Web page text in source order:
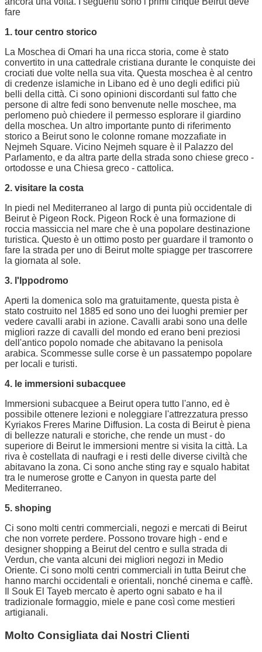
fare
1. tour centro storico
La Moschea di Omari ha una ricca storia, come è stato
convertito in una cattedrale cristiana durante le conquiste dei
crociati due volte nella sua vita. Questa moschea è al centro
di credenze islamiche in Libano ed è uno degli edifici più
belli della città. Ci sono opinioni discordanti sul fatto che
persone di altre fedi sono benvenute nelle moschee, ma
perlomeno può chiedere il permesso esplorare il giardino
della moschea. Un altro importante punto di riferimento
storico a Beirut sono le colonne romane mozzafiate in
Nejmeh Square. Vicino Nejmeh square è il Palazzo del
Parlamento, e da altra parte della strada sono chiese greco -
ortodosse e una Chiesa greco - cattolica.
2. visitare la costa
In piedi nel Mediterraneo al largo di punta più occidentale di
Beirut è Pigeon Rock. Pigeon Rock è una formazione di
roccia massiccia nel mare che è una popolare destinazione
turistica. Questo è un ottimo posto per guardare il tramonto o
fare la strada per uno di Beirut molte spiagge per trascorrere
la giornata al sole.
3. l'Ippodromo
Aperti la domenica solo ma gratuitamente, questa pista è
stato costruito nel 1885 ed sono uno dei luoghi premier per
vedere cavalli arabi in azione. Cavalli arabi sono una delle
migliori razze di cavalli del mondo ed erano beni preziosi
dell'antico popolo nomade che abitavano la penisola
arabica. Scommesse sulle corse è un passatempo popolare
per locali e turisti.
4. le immersioni subacquee
Immersioni subacquee a Beirut opera tutto l'anno, ed è
possibile ottenere lezioni e noleggiare l'attrezzatura presso
Kyriakos Freres Marine Diffusion. La costa di Beirut è piena
di bellezze naturali e storiche, che rende un must - do
superiore di Beirut le immersioni mentre si visita la città. La
riva è costellata di naufragi e i resti delle diverse civiltà che
abitavano la zona. Ci sono anche sting ray e squalo habitat
tra le numerose grotte e Canyon in questa parte del
Mediterraneo.
5. shoping
Ci sono molti centri commerciali, negozi e mercati di Beirut
che non vorrete perdere. Possono trovare high - end e
designer shopping a Beirut del centro e sulla strada di
Verdun, che vanta alcuni dei migliori negozi in Medio
Oriente. Ci sono molti centri commerciali in tutta Beirut che
hanno marchi occidentali e orientali, nonché cinema e caffè.
Il Souk El Tayeb mercato è aperto ogni sabato e ha il
tradizionale formaggio, miele e pane così come mestieri
artigianali.
Molto Consigliata dai Nostri Clienti